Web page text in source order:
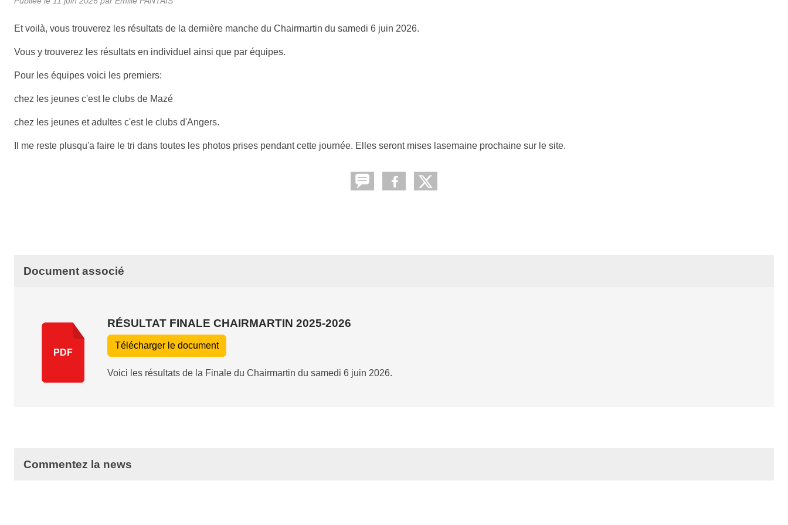
Et voilà, vous trouverez les résultats de la dernière manche du Chairmartin du samedi 6 juin 2026.
Vous y trouverez les résultats en individuel ainsi que par équipes.
Pour les équipes voici les premiers:
chez les jeunes c'est le clubs de Mazé
chez les jeunes et adultes c'est le clubs d'Angers.
Il me reste plusqu'a faire le tri dans toutes les photos prises pendant cette journée. Elles seront mises lasemaine prochaine sur le site.
Document associé
PDF
RÉSULTAT FINALE CHAIRMARTIN 2025-2026
Télécharger le document
Voici les résultats de la Finale du Chairmartin du samedi 6 juin 2026.
Commentez la news